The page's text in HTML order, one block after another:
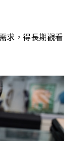
求，得長期觀看